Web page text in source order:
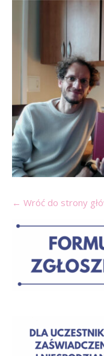
← Wróć do strony